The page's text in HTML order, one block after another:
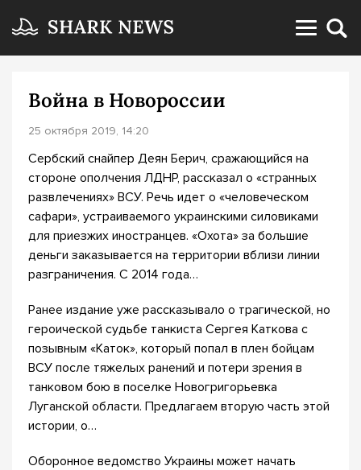
Война в Новороссии
25 октября 2019, 14:20
Сербский снайпер Деян Берич, сражающийся на
стороне ополчения ЛДНР, рассказал о «странных
развлечениях» ВСУ. Речь идет о «человеческом
сафари», устраиваемого украинскими силовиками
для приезжих иностранцев. «Охота» за большие
деньги заказывается на территории вблизи линии
разграничения. С 2014 года…
Ранее издание уже рассказывало о трагической, но
героической судьбе танкиста Сергея Каткова с
позывным «Каток», который попал в плен бойцам
ВСУ после тяжелых ранений и потери зрения в
танковом бою в поселке Новогригорьевка
Луганской области. Предлагаем вторую часть этой
истории, о…
Оборонное ведомство Украины может начать